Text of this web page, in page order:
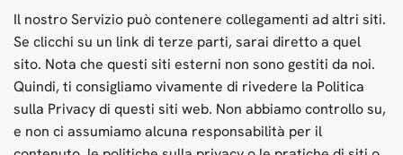
Il nostro Servizio può contenere collegamenti ad altri siti.
Se clicchi su un link di terze parti, sarai diretto a quel
sito. Nota che questi siti esterni non sono gestiti da noi.
Quindi, ti consigliamo vivamente di rivedere la Politica
sulla Privacy di questi siti web. Non abbiamo controllo su,
e non ci assumiamo alcuna responsabilità per il